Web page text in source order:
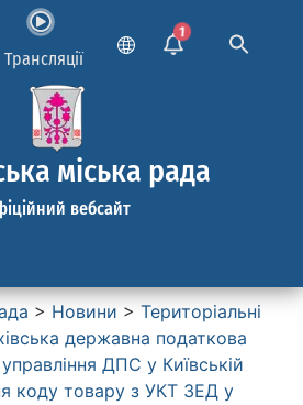
Трансляції
1
міська рада
вебсайт
> Новини > Територіальні
державна податкова
ДПС у Київській
коду товару з УКТ ЗЕД у